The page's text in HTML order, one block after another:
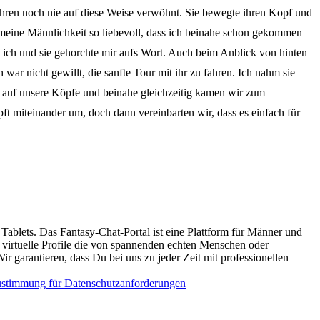
noch nie auf diese Weise verwöhnt. Sie bewegte ihren Kopf und
Männlichkeit so liebevoll, dass ich beinahe schon gekommen
und sie gehorchte mir aufs Wort. Auch beim Anblick von hinten
war nicht gewillt, die sanfte Tour mit ihr zu fahren. Ich nahm sie
unsere Köpfe und beinahe gleichzeitig kamen wir zum
miteinander um, doch dann vereinbarten wir, dass es einfach für
Das Fantasy-Chat-Portal ist eine Plattform für Männer und
Profile die von spannenden echten Menschen oder
garantieren, dass Du bei uns zu jeder Zeit mit professionellen
für Datenschutzanforderungen